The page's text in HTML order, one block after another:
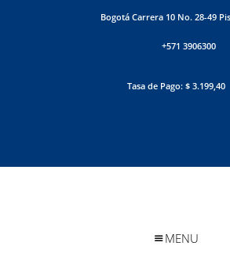
Bogotá Carrera 10 No. 28-
+571 3906300
Tasa de Pago: $ 3.199,40
MENU